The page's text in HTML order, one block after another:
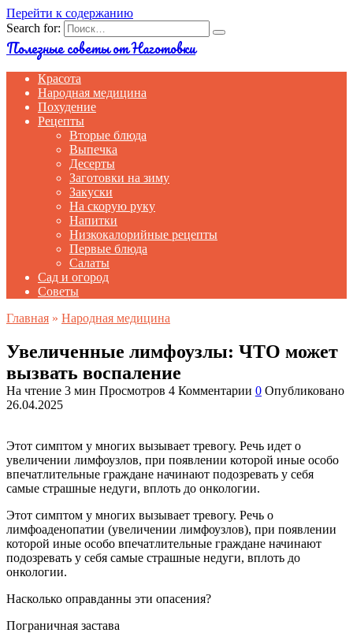
Перейти к содержанию
Search for:
Полезные советы от Наготовки
Красота
Народная медицина
Похудение
Рецепты
Вторые блюда
Выпечка
Десерты
Заготовки на зиму
Закуски
На скорую руку
Напитки
Низкокалорийные рецепты
Первые блюда
Салаты
Сад и огород
Советы
Главная » Народная медицина
Увеличенные лимфоузлы: ЧТО может
вызвать воспаление
На чтение 3 мин Просмотров 4 Комментарии 0 Опубликовано
26.04.2025
Этот симптом у многих вызывает тревогу. Речь идет о
увеличении лимфоузлов, при появлении которой иные особо
впечатлительные граждане начинают подозревать у себя
самые страшные недуги, вплоть до онкологии.
Этот симптом у многих вызывает тревогу. Речь о
лимфоаденопатии (увеличении лимфоузлов), при появлении
которой иные особо впечатлительные граждане начинают
подозревать у себя самые страшные недуги, вплоть до
онкологии.
Насколько оправданны эти опасения?
Пограничная застава